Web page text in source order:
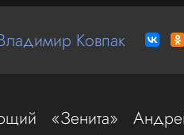
Ковпак
«Зенита»